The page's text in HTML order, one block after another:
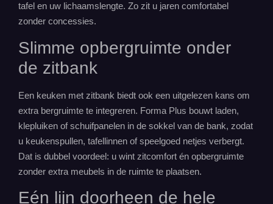
tafel en uw lichaamslengte. Zo zit u jaren comfortabel
zonder concessies.
Slimme opbergruimte onder
de zitbank
Een keuken met zitbank biedt ook een uitgelezen kans om
extra bergruimte te integreren. Forma Plus bouwt laden,
klepluiken of schuifpanelen in de sokkel van de bank, zodat
u keukenspullen, tafellinnen of speelgoed netjes verbergt.
Dat is dubbel voordeel: u wint zitcomfort én opbergruimte
zonder extra meubels in de ruimte te plaatsen.
Eén lijn doorheen de hele